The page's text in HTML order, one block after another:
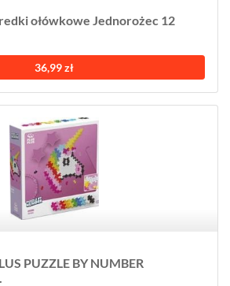
ołówkowe Jednorożec 12
36,99 zł
PUZZLE BY NUMBER